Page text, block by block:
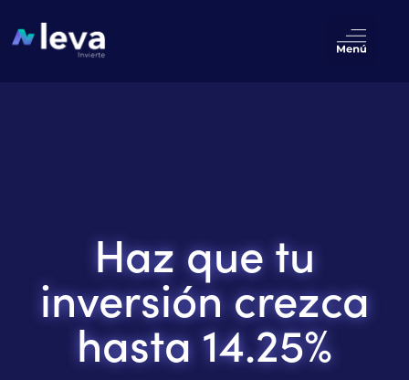
Haz que tu
inversión crezca
hasta 14.25%